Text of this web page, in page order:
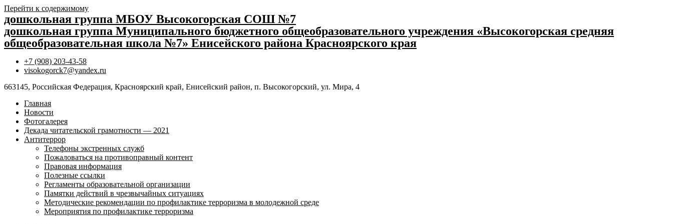
Перейти к содержимому
дошкольная группа МБОУ Высокогорская СОШ №7
дошкольная группа Муниципального бюджетного общеобразовательного учреждения «Высокогорская средняя
общеобразовательная школа №7» Енисейского района Красноярского края
+7 (908) 203-43-58
visokogorck7@yandex.ru
663145, Российская Федерация, Красноярский край, Енисейский район, п. Высокогорский, ул. Мира, 4
Главная
Новости
Фотогалерея
Декада читательской грамотности — 2021
Антитеррор
Телефоны экстренных служб
Пожаловаться на противоправный контент
Правовая информация
Полезные ссылки
Регламенты образовательной организации
Памятки действий в чрезвычайных ситуациях
Методические рекомендации по профилактике терроризма в молодежной среде
Мероприятия по профилактике терроризма